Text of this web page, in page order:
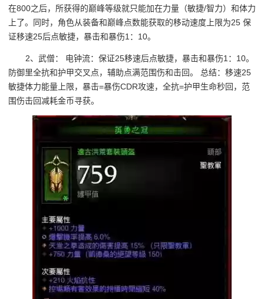
在800之后，所获得的巅峰等级就只能加在力量（敏捷/智力）和体力
上了。同时，角色从装备和巅峰点数能获取的移动速度上限为25 保
证移速25后点敏捷，暴击和暴伤1：10。
2、武僧： 电钟流：保证25移速后点敏捷，暴击和暴伤1：10。
防御里全抗和护甲交叉点，辅助点满范围伤和击回。 总结：移速25
敏捷体力能量上限，暴击=暴伤CDR攻速，全抗=护甲生命秒回，范
围伤击回减耗金币寻获。